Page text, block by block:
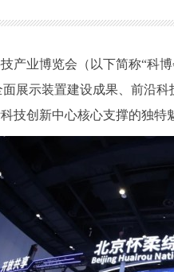
业博览会（以下简称“科
面展示装置建设成果、前
技创新中心核心支撑的独特